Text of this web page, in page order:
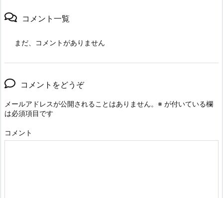
コメント一覧
まだ、コメントがありません
コメントをどうぞ
メールアドレスが公開されることはありません。 ※ が付いている欄
は必須項目です
コメント